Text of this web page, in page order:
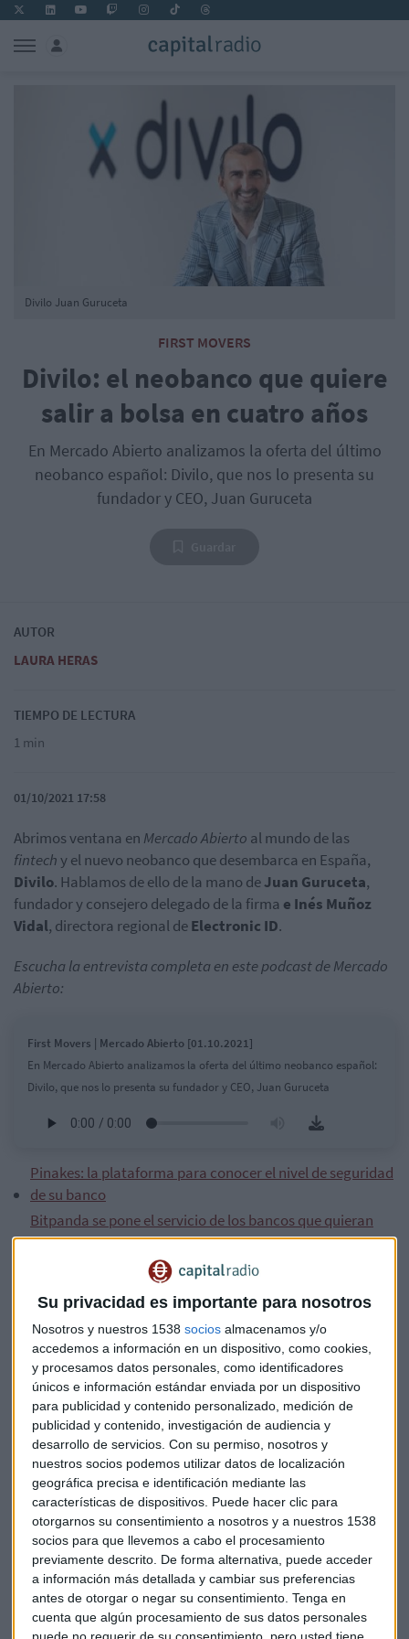
Su privacidad es importante para nosotros
Nosotros y nuestros 1538 socios almacenamos y/o
accedemos a información en un dispositivo, como cookies,
y procesamos datos personales, como identificadores
únicos e información estándar enviada por un dispositivo
para publicidad y contenido personalizado, medición de
publicidad y contenido, investigación de audiencia y
desarrollo de servicios. Con su permiso, nosotros y
nuestros socios podemos utilizar datos de localización
geográfica precisa e identificación mediante las
características de dispositivos. Puede hacer clic para
otorgarnos su consentimiento a nosotros y a nuestros 1538
socios para que llevemos a cabo el procesamiento
previamente descrito. De forma alternativa, puede acceder
a información más detallada y cambiar sus preferencias
antes de otorgar o negar su consentimiento. Tenga en
cuenta que algún procesamiento de sus datos personales
puede no requerir de su consentimiento, pero usted tiene
FIRST MOVERS
Divilo: el neobanco que quiere
salir a bolsa en cuatro años
En Mercado Abierto analizamos la oferta del último
neobanco español: Divilo, que nos lo presenta su
fundador y CEO, Juan Guruceta
Divilo Juan Guruceta
AUTOR
LAURA HERAS
TIEMPO DE LECTURA
1 min
01/10/2021 17:58
Abrimos ventana en Mercado Abierto al mundo de las
fintechy el nuevo neobanco que desembarca en España,
Divilo. Hablamos de ello de la mano deJuan Guruceta,
fundador y consejero delegado de la firma e Inés Muñoz
Vidal, directora regional deElectronic ID.
Escucha la entrevista completa en este podcast de Mercado
Abierto:
First Movers | Mercado Abierto [01.10.2021]
En Mercado Abierto analizamos la oferta del último neobanco español:
Divilo, que nos lo presenta su fundador y CEO, Juan Guruceta
Pinakes: la plataforma para conocer el nivel de seguridad
de su banco
Bitpanda se pone el servicio de los bancos que quieran
'criptos'
La pandemia ha acelerado la digitalización en España.
Personas que no confiaban en pagar online ahora lo hacen
más de una vez al dia, esta situación ha hecho que la
irrupción de los bancos digitalessea inminente.
En este contexto es en el que ha nacidoDivilo,con el animo
de hacer mas sencillo el dia a dia de pymes y autónomos.
¿Cual es la novedad?
Los autónomos pueden gestionar todo el sistema a través
del móvil. El smartphone, ese gran compañero de todos, es
aquí el protagonista.
La fórmula pasa pordejar el datáfono para pasar al
teléfono. Acercando la tarjeta a un movil los negocios
podrán cobrar directamente al cliente. El coste es de 0,45
céntimos por transacción.